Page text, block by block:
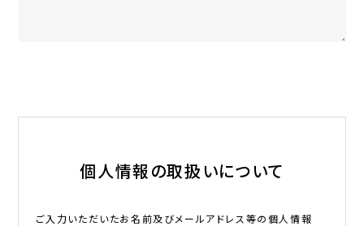
個人情報の取扱いについて
ご入力いただいたお名前及びメールアドレス等の個人情報